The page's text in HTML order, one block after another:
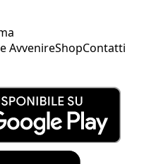
AvvenireShopContatti